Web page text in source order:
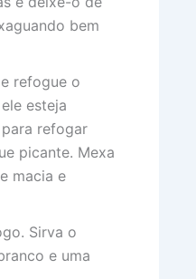
bem
refogue o
esteja
refogar
picante. Mexa
macia e
Sirva o
e uma